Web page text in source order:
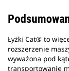
Łyżki Cat® to
rozszerzenie
wyważona pod
transportowanie